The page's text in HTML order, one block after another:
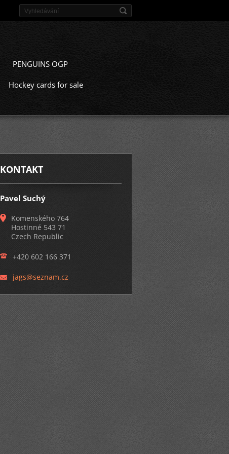
PENGUINS OGP
Hockey cards for sale
KONTAKT
Pavel Suchý
Komenského 764
Hostinné 543 71
Czech Republic
+420 602 166 371
jags@seznam.cz